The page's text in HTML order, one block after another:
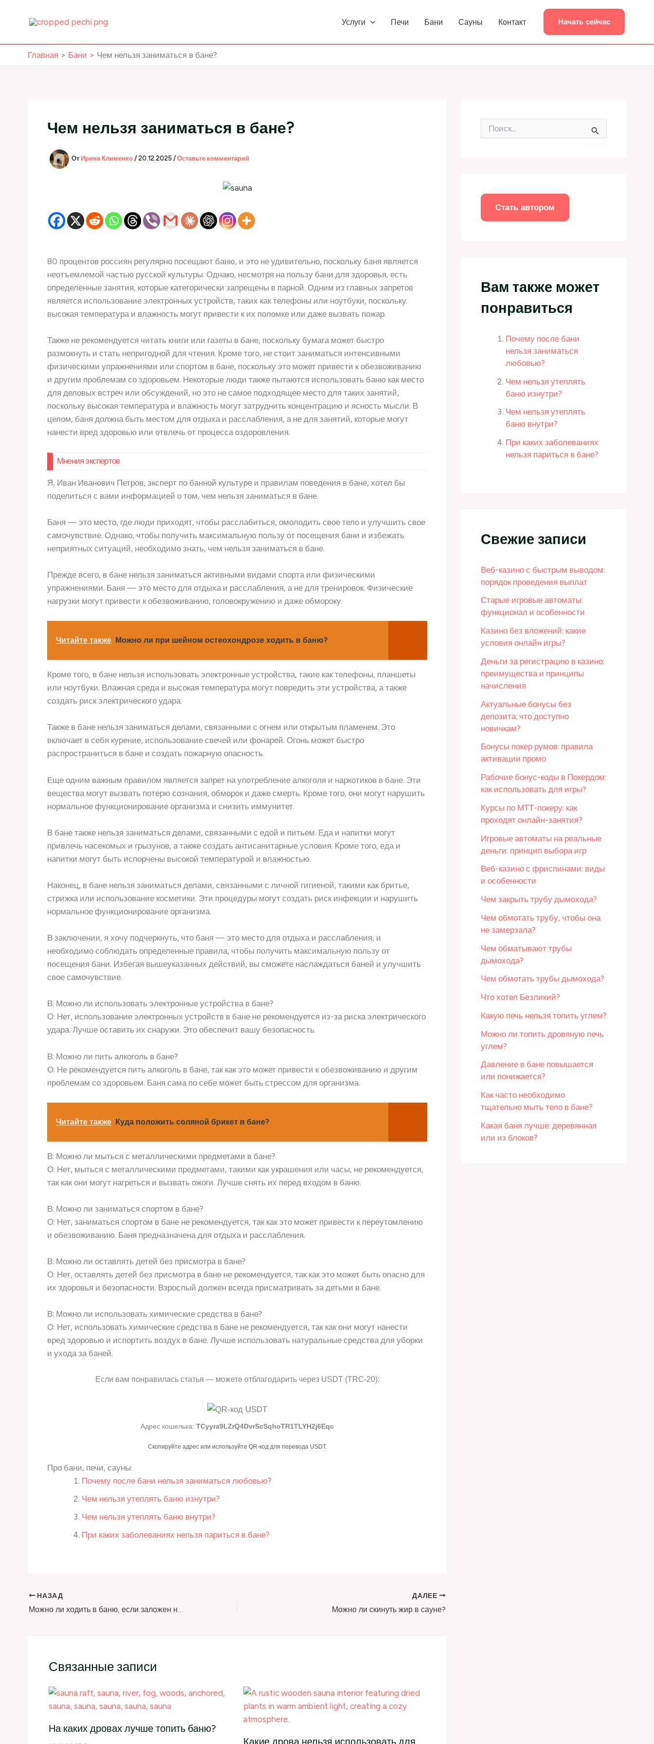
Услуги Печи Бани Сауны Контакт Начать сейчас
Главная Бани Чем нельзя заниматься в бане?
Чем нельзя заниматься в бане?
От Ирина Клименко / 20.12.2025 / Оставьте комментарий
80 процентов россиян регулярно посещают баню, и это не удивительно, поскольку баня является
неотъемлемой частью русской культуры. Однако, несмотря на пользу бани для здоровья, есть
определенные занятия, которые категорически запрещены в парной. Одним из главных запретов
является использование электронных устройств, таких как телефоны или ноутбуки, поскольку
высокая температура и влажность могут привести к их поломке или даже вызвать пожар.
Также не рекомендуется читать книги или газеты в бане, поскольку бумага может быстро
размокнуть и стать непригодной для чтения. Кроме того, не стоит заниматься интенсивными
физическими упражнениями или спортом в бане, поскольку это может привести к обезвоживанию
и другим проблемам со здоровьем. Некоторые люди также пытаются использовать баню как место
для деловых встреч или обсуждений, но это не самое подходящее место для таких занятий,
поскольку высокая температура и влажность могут затруднить концентрацию и ясность мысли. В
целом, баня должна быть местом для отдыха и расслабления, а не для занятий, которые могут
нанести вред здоровью или отвлечь от процесса оздоровления.
Мнения экспертов
Я, Иван Иванович Петров, эксперт по банной культуре и правилам поведения в бане, хотел бы
поделиться с вами информацией о том, чем нельзя заниматься в бане.
Баня — это место, где люди приходят, чтобы расслабиться, омолодить свое тело и улучшить свое
самочувствие. Однако, чтобы получить максимальную пользу от посещения бани и избежать
неприятных ситуаций, необходимо знать, чем нельзя заниматься в бане.
Прежде всего, в бане нельзя заниматься активными видами спорта или физическими
упражнениями. Баня — это место для отдыха и расслабления, а не для тренировок. Физические
нагрузки могут привести к обезвоживанию, головокружению и даже обмороку.
Читайте также Можно ли при шейном остеохондрозе ходить в баню?
Кроме того, в бане нельзя использовать электронные устройства, такие как телефоны, планшеты
или ноутбуки. Влажная среда и высокая температура могут повредить эти устройства, а также
создать риск электрического удара.
Также в бане нельзя заниматься делами, связанными с огнем или открытым пламенем. Это
включает в себя курение, использование свечей или фонарей. Огонь может быстро
распространиться в бане и создать пожарную опасность.
Еще одним важным правилом является запрет на употребление алкоголя и наркотиков в бане. Эти
вещества могут вызвать потерю сознания, обморок и даже смерть. Кроме того, они могут нарушить
нормальное функционирование организма и снизить иммунитет.
В бане также нельзя заниматься делами, связанными с едой и питьем. Еда и напитки могут
привлечь насекомых и грызунов, а также создать антисанитарные условия. Кроме того, еда и
напитки могут быть испорчены высокой температурой и влажностью.
Наконец, в бане нельзя заниматься делами, связанными с личной гигиеной, такими как бритье,
стрижка или использование косметики. Эти процедуры могут создать риск инфекции и нарушить
нормальное функционирование организма.
В заключении, я хочу подчеркнуть, что баня — это место для отдыха и расслабления, и
необходимо соблюдать определенные правила, чтобы получить максимальную пользу от
посещения бани. Избегая вышеуказанных действий, вы сможете наслаждаться баней и улучшить
свое самочувствие.
В: Можно ли использовать электронные устройства в бане?
О: Нет, использование электронных устройств в бане не рекомендуется из-за риска электрического
удара. Лучше оставить их снаружи. Это обеспечит вашу безопасность.
В: Можно ли пить алкоголь в бане?
О: Не рекомендуется пить алкоголь в бане, так как это может привести к обезвоживанию и другим
проблемам со здоровьем. Баня сама по себе может быть стрессом для организма.
Читайте также Куда положить соляной брикет в бане?
В: Можно ли мыться с металлическими предметами в бане?
О: Нет, мыться с металлическими предметами, такими как украшения или часы, не рекомендуется,
так как они могут нагреться и вызвать ожоги. Лучше снять их перед входом в баню.
В: Можно ли заниматься спортом в бане?
О: Нет, заниматься спортом в бане не рекомендуется, так как это может привести к переутомлению
и обезвоживанию. Баня предназначена для отдыха и расслабления.
В: Можно ли оставлять детей без присмотра в бане?
О: Нет, оставлять детей без присмотра в бане не рекомендуется, так как это может быть опасно для
их здоровья и безопасности. Взрослый должен всегда присматривать за детьми в бане.
В: Можно ли использовать химические средства в бане?
О: Нет, использовать химические средства в бане не рекомендуется, так как они могут нанести
вред здоровью и испортить воздух в бане. Лучше использовать натуральные средства для уборки
и ухода за баней.
Если вам понравилась статья — можете отблагодарить через USDT (TRC-20):
Адрес кошелька: TCyyra9LZrQ4DvrScSqhoTR1TLYH2j6Eqc
Скопируйте адрес или используйте QR-код для перевода USDT.
Про бани, печи, сауны:
Почему после бани нельзя заниматься любовью?
Чем нельзя утеплять баню изнутри?
Чем нельзя утеплять баню внутри?
При каких заболеваниях нельзя париться в бане?
НАЗАД ДАЛЕЕ
Можно ли скинуть жир в сауне?
Связанные записи
На каких дровах лучше топить баню?
Какие дрова нельзя использовать для
Стать автором
Вам также может
понравиться
Почему после бани
нельзя заниматься
любовью?
Чем нельзя утеплять
баню изнутри?
Чем нельзя утеплять
баню внутри?
При каких заболеваниях
нельзя париться в бане?
Свежие записи
Веб-казино с быстрым выводом:
порядок проведения выплат
Старые игровые автоматы:
функционал и особенности
Казино без вложений: какие
условия онлайн игры?
Деньги за регистрацию в казино:
преимущества и принципы
начисления
Актуальные бонусы без
депозита: что доступно
новичкам?
Бонусы покер румов: правила
активации промо
Рабочие бонус-коды в Покердом:
как использовать для игры?
Курсы по МТТ-покеру: как
проходят онлайн-занятия?
Игровые автоматы на реальные
деньги: принцип выбора игр
Веб-казино с фриспинами: виды
и особенности
Чем закрыть трубу дымохода?
Чем обмотать трубу, чтобы она
не замерзала?
Чем обматывают трубы
дымохода?
Чем обмотать трубы дымохода?
Что хотел Безликий?
Какую печь нельзя топить углем?
Можно ли топить дровяную печь
углем?
Давление в бане повышается
или понижается?
Как часто необходимо
тщательно мыть тело в бане?
Какая баня лучше: деревянная
или из блоков?